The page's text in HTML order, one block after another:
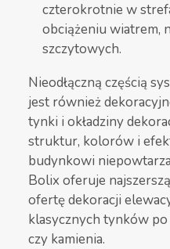
czterokrotnie w
obciążeniu wiatrem,
szczytowych.
Nieodłączną częścią
jest również
tynki i okładziny
struktur, kolorów i
budynkowi
Bolix oferuje
ofertę dekoracji
klasycznych tynków
czy kamienia.